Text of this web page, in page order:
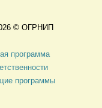
© ОГРНИП
программа
программы